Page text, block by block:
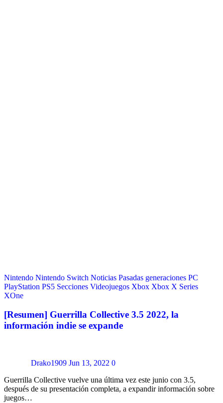
Nintendo Nintendo Switch Noticias Pasadas generaciones PC
PlayStation PS5 Secciones Videojuegos Xbox Xbox X Series
XOne
[Resumen] Guerrilla Collective 3.5 2022, la
información indie se expande
Drako1909 Jun 13, 2022 0
Guerrilla Collective vuelve una última vez este junio con 3.5,
después de su presentación completa, a expandir información sobre
juegos…